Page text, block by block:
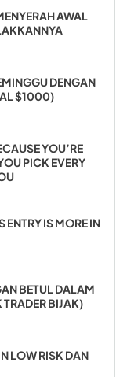
AWAL
DENGAN
$1000)
YOU’RE
PICK EVERY
ENTRY IS MORE IN
BETUL DALAM
BIJAK)
LOW RISK DAN